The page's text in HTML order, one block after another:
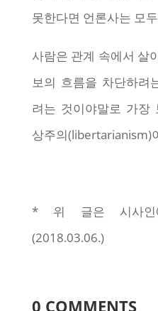
못한다면 언론사는 모
사람은 관계 속에서 살
보의 흐름을 차단하려
려는 것이야말로 가장
상주의(libertarianism)
* 위 글은 시사
(2018.03.06.)
0 COMMENTS